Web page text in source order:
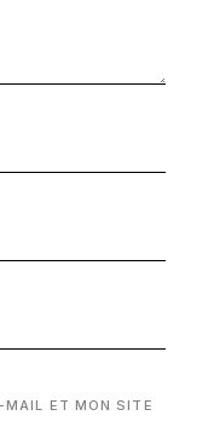
MAIL ET MON SITE